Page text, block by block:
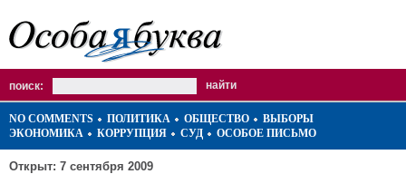
поиск:
NO COMMENTS ПОЛИТИКА ОБЩЕСТВО
ВЫБОРЫ
ЭКОНОМИКА
КОРРУПЦИЯ СУД ОСОБОЕ ПИСЬМО
Открыт: 7 сентября 2009